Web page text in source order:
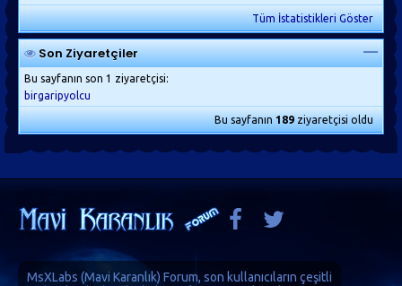
Tüm İstatistikleri Göster
Son Ziyaretçiler
Bu sayfanın son 1 ziyaretçisi:
birgaripyolcu
Bu sayfanın189ziyaretçisi oldu
MsXLabs (Mavi Karanlık) Forum, son kullanıcıların çeşitli